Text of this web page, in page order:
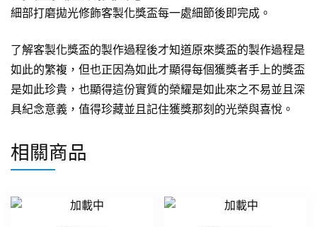
細部打磨拋光修飾客製化獎盃每一處細節後即完成。
了解客製化獎盃的製作過程後才知道原來獎盃的製作過程是
如此的繁複，但也正因為如此才顯得每個獲獎者手上的獎盃
是如此珍貴，也顯得這份實質的榮耀是如此來之不易並且深
具紀念意義，值得珍藏並且記住獲獎那刻的光榮與喜悅。
相關商品